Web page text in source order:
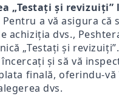
„Testați și revizuiți”
Pentru a vă asigura că
achiziția dvs.,
„Testați și
și să vă
finală, oferindu-vă
dvs.